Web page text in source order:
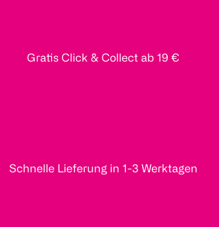
Gratis Click & Collect ab 19 €
Schnelle Lieferung in 1-3 Werktagen